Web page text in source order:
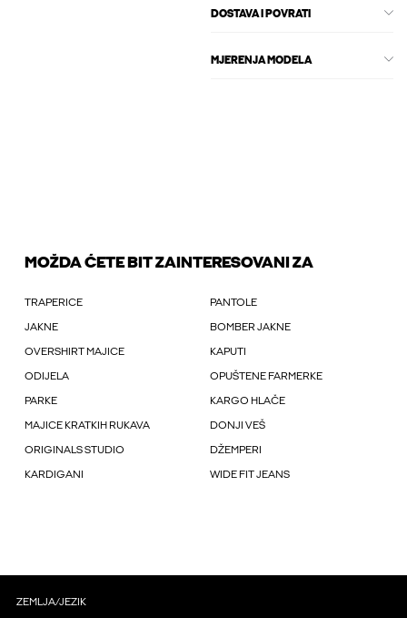
DOSTAVA I POVRATI
MJERENJA MODELA
MOŽDA ĆETE BIT ZAINTERESOVANI ZA
TRAPERICE PANTOLE
JAKNE BOMBER JAKNE
OVERSHIRT MAJICE KAPUTI
ODIJELA OPUŠTENE FARMERKE
PARKE KARGO HLAČE
MAJICE KRATKIH RUKAVA DONJI VEŠ
ORIGINALS STUDIO DŽEMPERI
KARDIGANI WIDE FIT JEANS
ZEMLJA/JEZIK